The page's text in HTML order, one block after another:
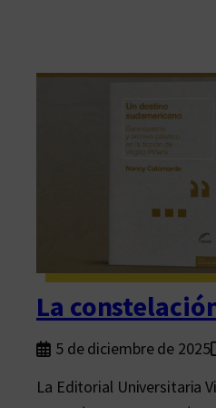
La
5 de diciembre de 2025
La Editorial Universitaria